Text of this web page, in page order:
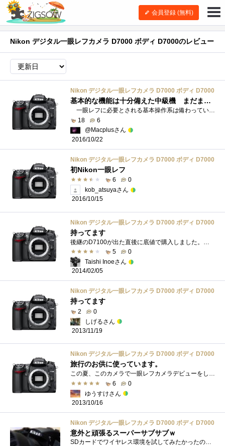
会員登録 (無料)
Nikon デジタル一眼レフカメラ D7000 ボディ D7000のレビュー
Nikon デジタル一眼レフカメラ D7000 ボディ D7000
基本的な機能は十分備えた中級機 まだまだ現役
一眼レフに必要とされる基本操作系は備わっていますので、世代が古くてカメラ任せの操作では、納得のいく絵にならない時でも、自身で設定�...
18
6
@Macplusさん
2016/10/22
Nikon デジタル一眼レフカメラ D7000 ボディ D7000
初Nikon一眼レフ
6
0
kob_atsuyaさん
2016/10/15
Nikon デジタル一眼レフカメラ D7000 ボディ D7000
持ってます
5
0
Taishi Inoeさん
2014/02/05
Nikon デジタル一眼レフカメラ D7000 ボディ D7000
持ってます
2
0
しげるさん
2013/11/19
Nikon デジタル一眼レフカメラ D7000 ボディ D7000
旅行のお供に使っています。
この夏、このカメラで一眼レフカメラデビューをしました。最初はエントリー機種から始めようと思ったんですが、新機種が出る前だったらしく�...
6
0
ゆうすけさん
2013/10/16
Nikon デジタル一眼レフカメラ D7000 ボディ D7000
意外と頑張るスーパーサブサブｗ
SDカードでワイヤレス環境を試してみたかったのとムービーを試してみたかったのもあっての購入です。使ってみれば小さいし軽いしそこそこキビ...